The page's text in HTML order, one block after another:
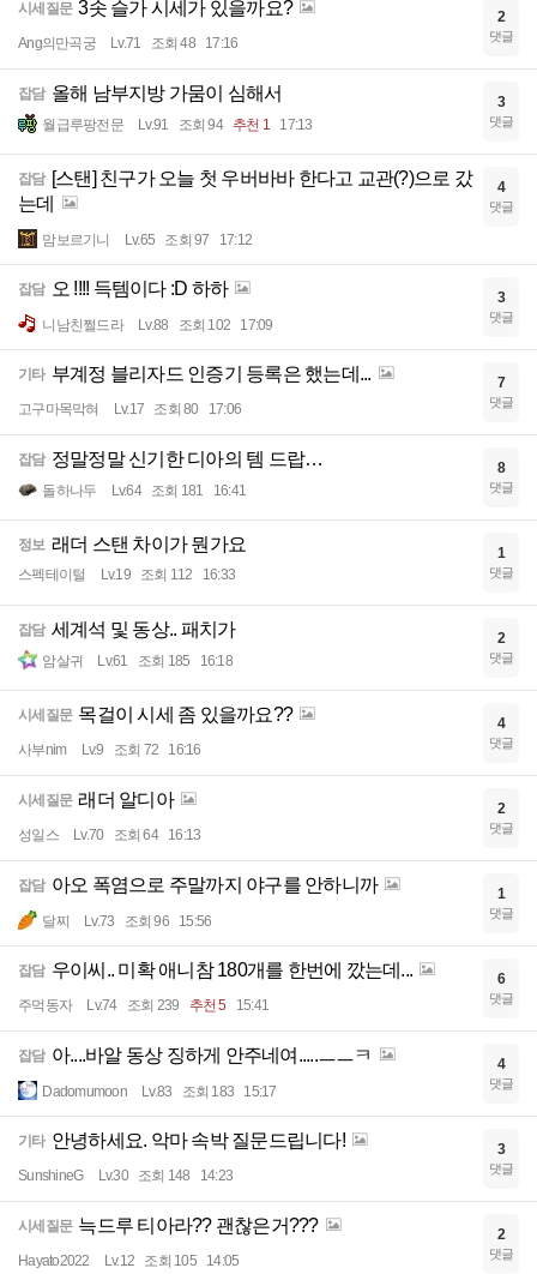
시세질문 3솟 슬가 시세가 있을까요?
Ang의만곡궁 Lv.71 조회 48 17:16
2
댓글
잡담 올해 남부지방 가뭄이 심해서
월급루팡전문 Lv.91 조회 94 추천 1 17:13
3
댓글
잡담 [스탠] 친구가 오늘 첫 우버바바 한다고 교관(?)으로 갔
는데
맘보르기니 Lv.65 조회 97 17:12
4
댓글
잡담 오 !!!! 득템이다 :D 하하
니남친쩔드라 Lv.88 조회 102 17:09
3
댓글
기타 부계정 블리자드 인증기 등록은 했는데...
고구마목막혀 Lv.17 조회 80 17:06
7
댓글
잡담 정말정말 신기한 디아의 템 드랍…
돌하나두 Lv.64 조회 181 16:41
8
댓글
정보 래더 스탠 차이가 뭔가요
스펙테이털 Lv.19 조회 112 16:33
1
댓글
잡담 세계석 및 동상.. 패치가
암살귀 Lv.61 조회 185 16:18
2
댓글
시세질문 목걸이 시세 좀 있을까요??
사부nim Lv.9 조회 72 16:16
4
댓글
시세질문 래더 알디아
성일스 Lv.70 조회 64 16:13
2
댓글
잡담 아오 폭염으로 주말까지 야구를 안하니까
달찌 Lv.73 조회 96 15:56
1
댓글
잡담 우이씨.. 미확 애니참 180개를 한번에 깠는데...
주먹동자 Lv.74 조회 239 추천 5 15:41
6
댓글
잡담 아....바알 동상 징하게 안주네여.....ㅡㅡㅋ
Dadomumoon Lv.83 조회 183 15:17
4
댓글
기타 안녕하세요. 악마 속박 질문드립니다!
SunshineG Lv.30 조회 148 14:23
3
댓글
시세질문 늑드루 티아라?? 괜찮은거???
Hayato2022 Lv.12 조회 105 14:05
2
댓글